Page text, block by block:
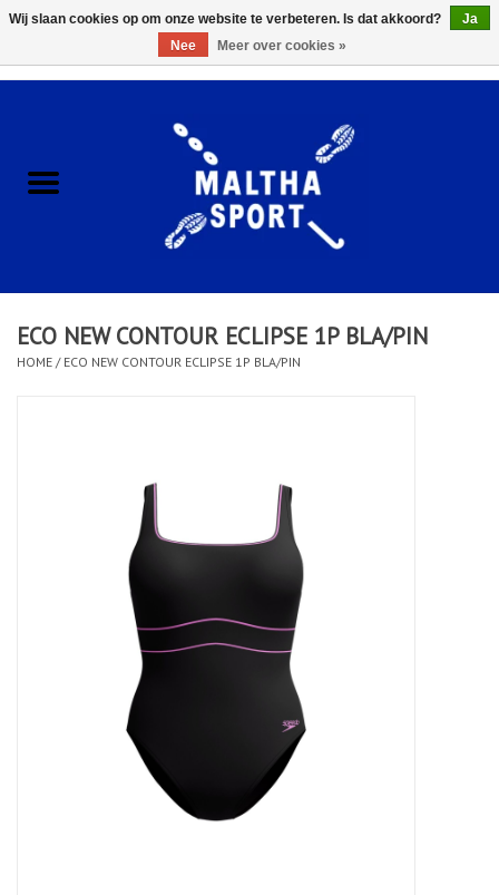
ACCESSOIRES/HARDWARE
KLEDING
CLUBSHOPS
Afspraak Loop Analyse
ECO NEW CONTOUR ECLIPSE 1P BLA/PIN
HOME / ECO NEW CONTOUR ECLIPSE 1P BLA/PIN
Wij slaan cookies op om onze website te verbeteren. Is dat akkoord?
Ja
Nee
Meer over cookies »